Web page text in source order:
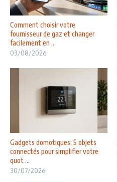
Comment choisir votre
fournisseur de gaz et changer
facilement en ...
03/08/2026
Gadgets domotiques: 5 objets
connectés pour simplifier votre
quot ...
30/07/2026